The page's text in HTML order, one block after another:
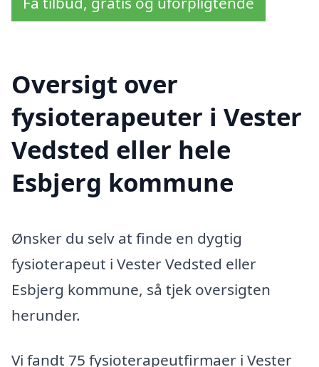
Oversigt over
fysioterapeuter i Vester
Vedsted eller hele
Esbjerg kommune
Ønsker du selv at finde en dygtig
fysioterapeut i Vester Vedsted eller
Esbjerg kommune, så tjek oversigten
herunder.
Vi fandt 75 fysioterapeutfirmaer i Vester